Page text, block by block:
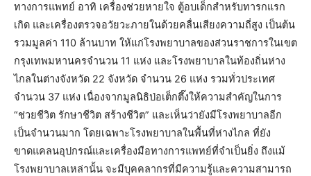
ทางการแพทย์ อาทิ เครื่องช่วยหายใจ ตู้อบเด็กสำหรับทารกแรก
เกิด และเครื่องตรวจอวัยวะภายในด้วยคลื่นเสียงความถี่สูง เป็นต้น
รวมมูลค่า 110 ล้านบาท ให้แก่โรงพยาบาลของส่วนราชการในเขต
กรุงเทพมหานครจำนวน 11 แห่ง และโรงพยาบาลในท้องถิ่นห่าง
ไกลในต่างจังหวัด 22 จังหวัด จำนวน 26 แห่ง รวมทั่วประเทศ
จำนวน 37 แห่ง เนื่องจากมูลนิธิป่อเต็กตึ๊งให้ความสำคัญในการ
“ช่วยชีวิต รักษาชีวิต สร้างชีวิต” และเห็นว่ายังมีโรงพยาบาลอีก
เป็นจำนวนมาก โดยเฉพาะโรงพยาบาลในพื้นที่ห่างไกล ที่ยัง
ขาดแคลนอุปกรณ์และเครื่องมือทางการแพทย์ที่จำเป็นยิ่ง ถึงแม้
โรงพยาบาลเหล่านั้น จะมีบุคคลากรที่มีความรู้และความสามารถ